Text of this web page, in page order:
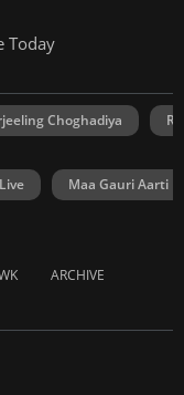
Today
Choghadiya
Maa Gauri Aarti
ARCHIVE